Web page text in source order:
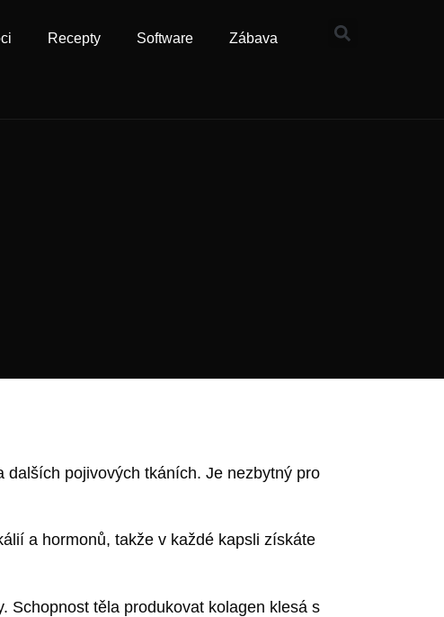
Recepty Software Zábava
pojivových tkáních. Je nezbytný pro
a hormonů, takže v každé kapsli získáte
Schopnost těla produkovat kolagen klesá s